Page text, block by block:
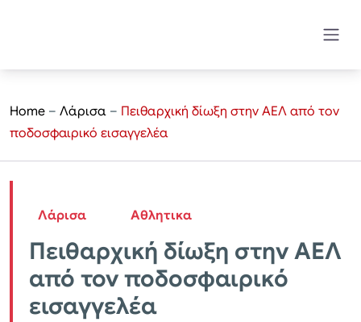
Home – Λάρισα – Πειθαρχική δίωξη στην ΑΕΛ από τον
ποδοσφαιρικό εισαγγελέα
Λάρισα Αθλητικα
Πειθαρχική δίωξη στην ΑΕΛ
από τον ποδοσφαιρικό
εισαγγελέα